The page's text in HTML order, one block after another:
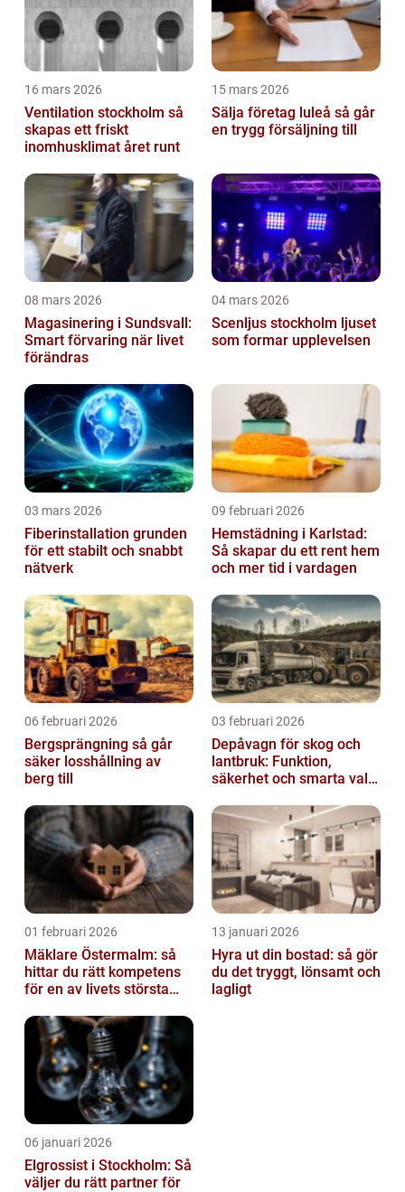
16 mars 2026
Ventilation stockholm så
skapas ett friskt
inomhusklimat året runt
15 mars 2026
Sälja företag luleå så går
en trygg försäljning till
08 mars 2026
Magasinering i Sundsvall:
Smart förvaring när livet
förändras
04 mars 2026
Scenljus stockholm ljuset
som formar upplevelsen
03 mars 2026
Fiberinstallation grunden
för ett stabilt och snabbt
nätverk
09 februari 2026
Hemstädning i Karlstad:
Så skapar du ett rent hem
och mer tid i vardagen
06 februari 2026
Bergsprängning så går
säker losshållning av
berg till
03 februari 2026
Depåvagn för skog och
lantbruk: Funktion,
säkerhet och smarta val
01 februari 2026
Mäklare Östermalm: så
hittar du rätt kompetens
för en av livets största
13 januari 2026
Hyra ut din bostad: så gör
du det tryggt, lönsamt och
lagligt
06 januari 2026
Elgrossist i Stockholm: Så
väljer du rätt partner för